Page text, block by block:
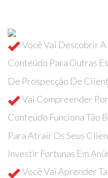
Você Vai Descobrir
Conteúdo Para Outras
De Prospecção De
Vai Compreender
Conteúdo Funciona Tão
Para Atrair Os Seus
Investir Fortunas Em
Você Vai Aprender